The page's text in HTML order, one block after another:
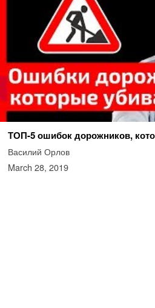
ТОП-5 ошибок дорожников,
Василий Орлов
March 28, 2019